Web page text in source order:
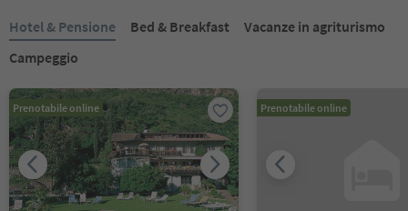
Hotel & Pensione Bed & Breakfast
Vacanze in agriturismo
Campeggio
Prenotabile online Prenotabile online